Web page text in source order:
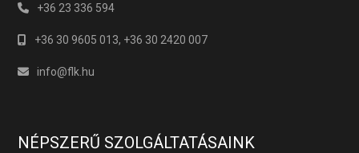
+36 23 336 594
+36 30 9605 013, +36 30 2420 007
info@flk.hu
NÉPSZERŰ SZOLGÁLTATÁSAINK